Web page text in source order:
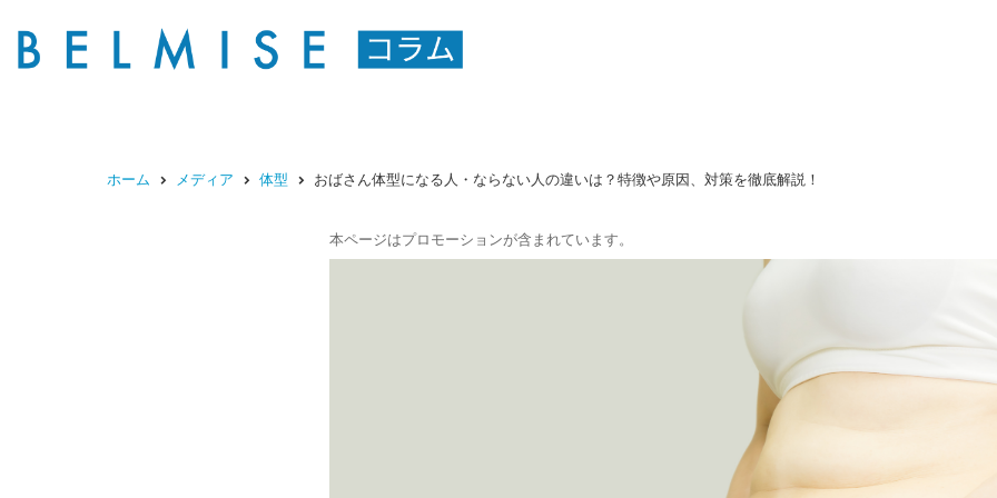
ホーム メディア 体型 おばさん体型になる人・ならない人の違いは？特徴や原因、対策を徹底解説！
本ページはプロモーションが含まれています。